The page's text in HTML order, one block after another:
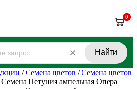
0
Найти
/Семена цветов /Семена цветов
Семена Петуния ампельная Опера